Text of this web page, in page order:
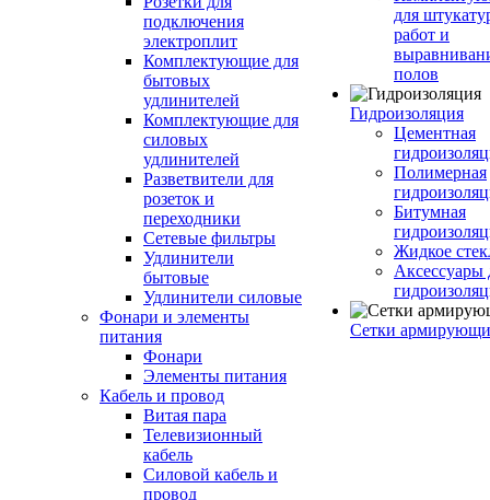
подключения
электроплит
Комплектующие для
бытовых
удлинителей
Комплектующие для
силовых
удлинителей
Разветвители для
розеток и
переходники
Сетевые фильтры
Удлинители
бытовые
Удлинители силовые
Фонари и элементы
питания
Фонари
Элементы питания
Кабель и провод
Витая пара
Телевизионный
кабель
Силовой кабель и
провод
для
работ и
полов
Гидроизоляция
Цементная
Полимерная
Битумная
Жидкое
Аксессуары
Сетки